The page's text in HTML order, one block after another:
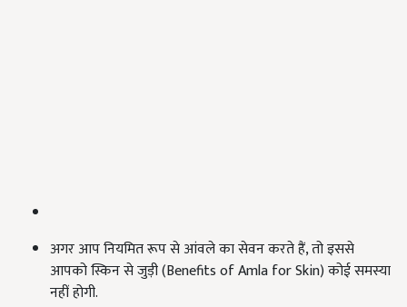
अगर आप नियमित रूप से आंवले का सेवन करते हैं, तो इससे
आपको स्किन से जुड़ी (Benefits of Amla for Skin) कोई समस्या
नहीं होगी.